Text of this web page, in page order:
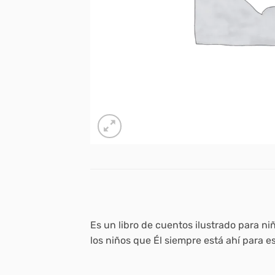
Es un libro de cuentos ilustrado para
los niños que Él siempre está ahí para